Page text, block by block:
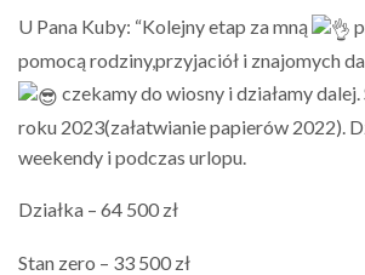
U Pana Kuby: “Kolejny etap za mną
pomocą rodziny,przyjaciół i znajomych
czekamy do wiosny i działamy
roku 2023(załatwianie papierów 2022).
weekendy i podczas urlopu.
Działka – 64 500 zł
Stan zero – 33 500 zł